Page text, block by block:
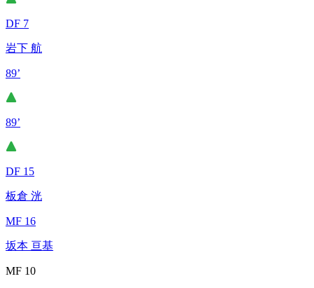
DF 7
岩下 航
89’
89’
DF 15
板倉 洸
MF 16
坂本 亘基
MF 10